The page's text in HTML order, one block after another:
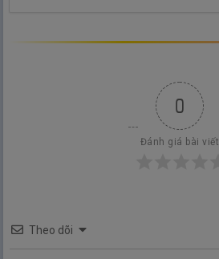
0
Đánh giá bài viết
Theo dõi